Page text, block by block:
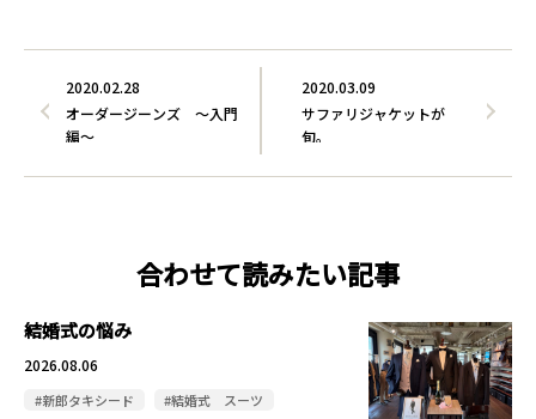
2020.03.09
サファリジャケットが
旬。
2020.02.28
オーダージーンズ ～入門
編～
合わせて読みたい記事
結婚式の悩み
2026.08.06
#新郎タキシード
#結婚式 スーツ